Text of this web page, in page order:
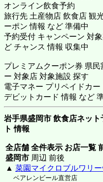
オンライン飲食予約
旅行先 土産物店 飲食店 観
ーポン 情報 など 準備中
予約受付 キャンペーン 対
ど チャンス 情報 収集中
プレミアムクーポン券 県
ー 対象店 対象施設 探す
電子マネー プリペイドカ
デビットカード 情報 など
岩手県盛岡市 飲食店ネッ
ト 情報
全店舗 全件表示 お店一覧
盛岡市 周辺 前後
▲ 菜園マイクロブルワリー
ベアレンビール直営店